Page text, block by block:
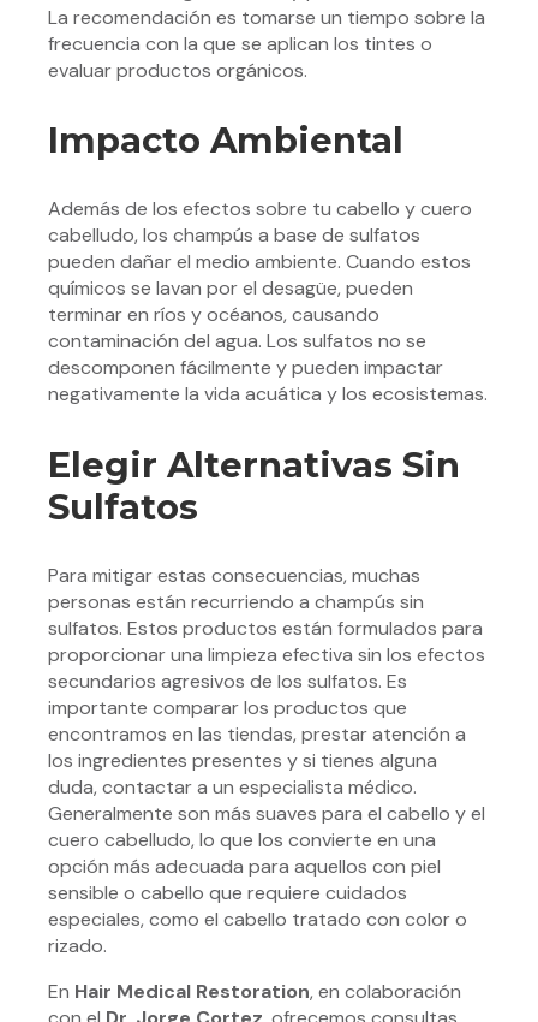
La recomendación es tomarse un tiempo sobre la
frecuencia con la que se aplican los tintes o
evaluar productos orgánicos.
Impacto Ambiental
Además de los efectos sobre tu cabello y cuero
cabelludo, los champús a base de sulfatos
pueden dañar el medio ambiente. Cuando estos
químicos se lavan por el desagüe, pueden
terminar en ríos y océanos, causando
contaminación del agua. Los sulfatos no se
descomponen fácilmente y pueden impactar
negativamente la vida acuática y los ecosistemas.
Elegir Alternativas Sin
Sulfatos
Para mitigar estas consecuencias, muchas
personas están recurriendo a champús sin
sulfatos. Estos productos están formulados para
proporcionar una limpieza efectiva sin los efectos
secundarios agresivos de los sulfatos. Es
importante comparar los productos que
encontramos en las tiendas, prestar atención a
los ingredientes presentes y si tienes alguna
duda, contactar a un especialista médico.
Generalmente son más suaves para el cabello y el
cuero cabelludo, lo que los convierte en una
opción más adecuada para aquellos con piel
sensible o cabello que requiere cuidados
especiales, como el cabello tratado con color o
rizado.
En Hair Medical Restoration, en colaboración